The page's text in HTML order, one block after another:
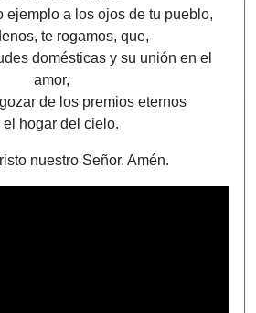
ejemplo a los ojos de tu pueblo,
te rogamos, que,
domésticas y su unión en el
amor,
de los premios eternos
el hogar del cielo.
nuestro Señor. Amén.